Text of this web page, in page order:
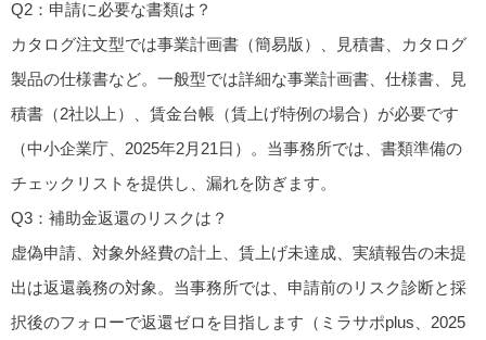
Q2：申請に必要な書類は？
カタログ注文型では事業計画書（簡易版）、見積書、カタログ
製品の仕様書など。一般型では詳細な事業計画書、仕様書、見
積書（2社以上）、賃金台帳（賃上げ特例の場合）が必要です
（中小企業庁、2025年2月21日）。当事務所では、書類準備の
チェックリストを提供し、漏れを防ぎます。
Q3：補助金返還のリスクは？
虚偽申請、対象外経費の計上、賃上げ未達成、実績報告の未提
出は返還義務の対象。当事務所では、申請前のリスク診断と採
択後のフォローで返還ゼロを目指します（ミラサポplus、2025